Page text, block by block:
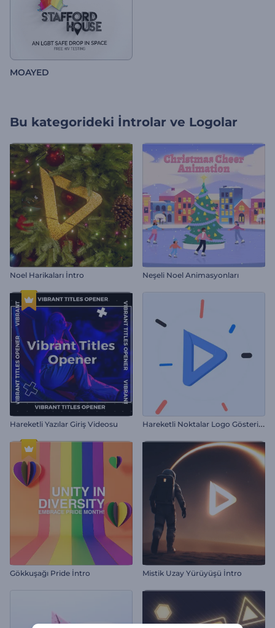
MOAYED
Bu kategorideki İntrolar ve Logolar
Noel Harikaları İntro Neşeli Noel Animasyonları
Hareketli Yazılar Giriş Videosu H
areketli Noktalar Logo Gösterimi
Gökkuşağı Pride İntro Mistik Uzay Yürüyüşü İntro